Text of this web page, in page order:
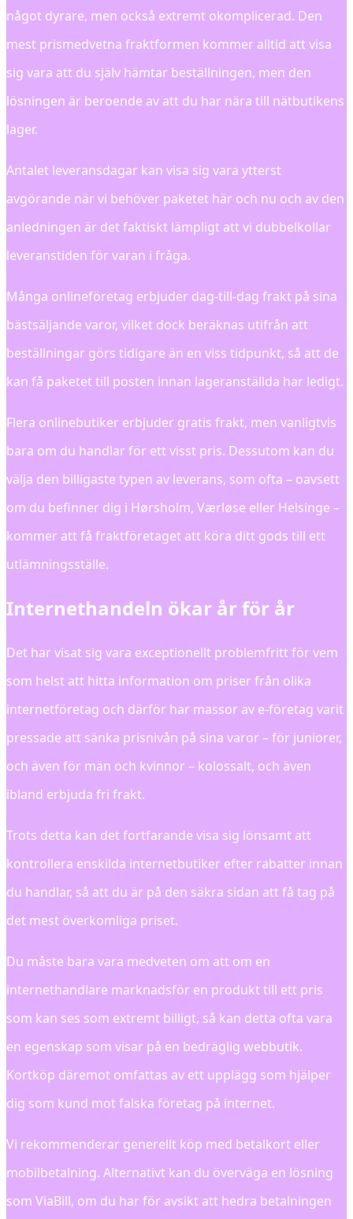
något dyrare, men också extremt okomplicerad. Den
mest prismedvetna fraktformen kommer alltid att visa
sig vara att du själv hämtar beställningen, men den
lösningen är beroende av att du har nära till nätbutikens
lager.
Antalet leveransdagar kan visa sig vara ytterst
avgörande när vi behöver paketet här och nu och av den
anledningen är det faktiskt lämpligt att vi dubbelkollar
leveranstiden för varan i fråga.
Många onlineföretag erbjuder dag-till-dag frakt på sina
bästsäljande varor, vilket dock beräknas utifrån att
beställningar görs tidigare än en viss tidpunkt, så att de
kan få paketet till posten innan lageranställda har ledigt.
Flera onlinebutiker erbjuder gratis frakt, men vanligtvis
bara om du handlar för ett visst pris. Dessutom kan du
välja den billigaste typen av leverans, som ofta – oavsett
om du befinner dig i Hørsholm, Værløse eller Helsinge –
kommer att få fraktföretaget att köra ditt gods till ett
utlämningsställe.
Internethandeln ökar år för år
Det har visat sig vara exceptionellt problemfritt för vem
som helst att hitta information om priser från olika
internetföretag och därför har massor av e-företag varit
pressade att sänka prisnivån på sina varor – för juniorer,
och även för män och kvinnor – kolossalt, och även
ibland erbjuda fri frakt.
Trots detta kan det fortfarande visa sig lönsamt att
kontrollera enskilda internetbutiker efter rabatter innan
du handlar, så att du är på den säkra sidan att få tag på
det mest överkomliga priset.
Du måste bara vara medveten om att om en
internethandlare marknadsför en produkt till ett pris
som kan ses som extremt billigt, så kan detta ofta vara
en egenskap som visar på en bedräglig webbutik.
Kortköp däremot omfattas av ett upplägg som hjälper
dig som kund mot falska företag på internet.
Vi rekommenderar generellt köp med betalkort eller
mobilbetalning. Alternativt kan du överväga en lösning
som ViaBill, om du har för avsikt att hedra betalningen